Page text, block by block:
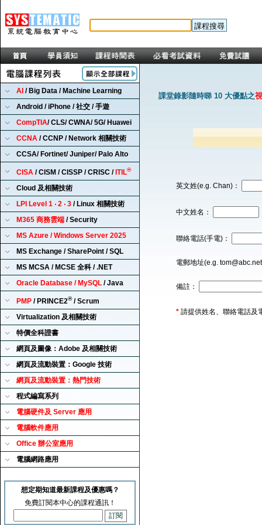
AI / Big Data / Machine Learning
Android / iPhone / 社交 / 手遊
CompTIA/ CLS/ CWNA/ 5G/ Huawei
CCNA / CCNP / Network 相關技術
CCSA/ Fortinet/ Juniper/ Palo Alto
CISA / CISM / CISSP / CRISC / ITIL®
Cloud 及相關技術
LPI Level 1 ‧ 2 ‧ 3 / Linux 相關技術
M365 商務雲端 / Security
MS Azure / Windows Server 2025
MS Exchange / SharePoint / SQL
MS MCSA / MCSE 全科 / .NET
Oracle Database / MySQL / Java
PMP / PRINCE2®/ Scrum
Virtualization 及相關技術
特價全科證書
網頁及圖像：Adobe 及相關技術
網頁及流動裝置：Google 技術
網頁及流動裝置：熱門技術
程式編寫系列
電腦硬件及 Server 應用
電腦軟件應用
Office 辦公室應用
電腦網路應用
想定期知道最新課程及優惠嗎？
免費訂閱本中心的課程通訊！
課堂錄影隨時睇 10 大優點之
英文姓(e.g. Chan)：
中文姓名：
聯絡電話(手電)：
電郵地址(e.g.
備註：
* 請提供姓名、聯絡電話及